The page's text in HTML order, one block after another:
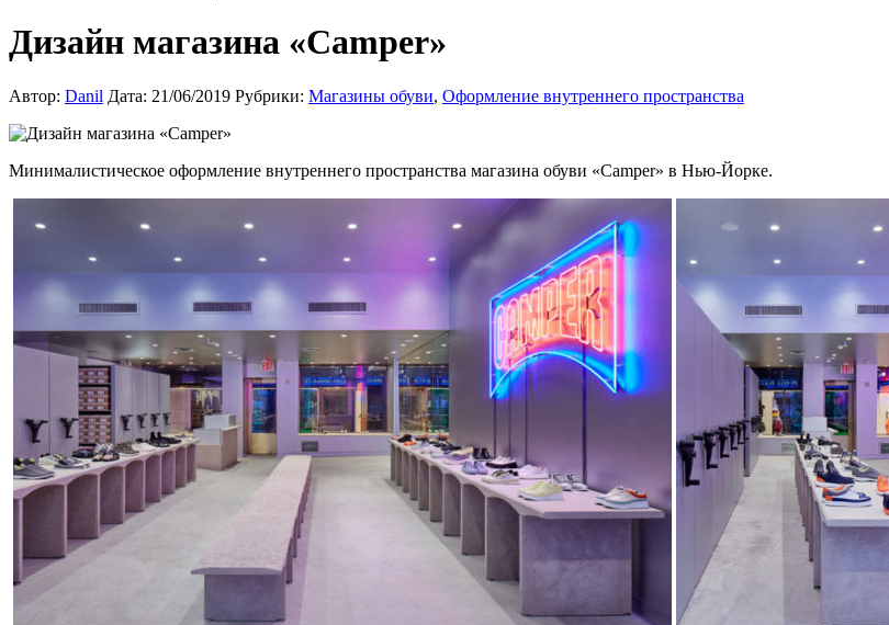
Дизайн магазина «Camper»
Автор: Danil Дата: 21/06/2019 Рубрики: Магазины обуви, Оформление внутреннего пространства
Минималистическое оформление внутреннего пространства магазина обуви «Camper» в Нью-Йорке.